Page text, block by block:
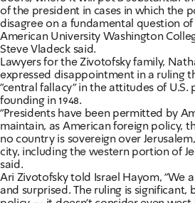
of the president in cases in which the
disagree on a fundamental question
American University Washington
Steve Vladeck said.
Lawyers for the Zivotofsky family,
expressed disappointment in a ruling
"central fallacy" in the attitudes of U.S.
founding in 1948.
"Presidents have been permitted by
maintain, as American foreign policy,
no country is sovereign over
city, including the western portion of
said.
Ari Zivotofsky told Israel Hayom, "We
and surprised. The ruling is significant,